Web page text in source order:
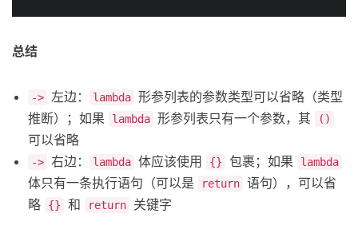
总结
-> 左边： lambda 形参列表的参数类型可以省略（类型
推断）；如果
lambda 形参列表只有一个参数，其 ()
可以省略
-> 右边： lambda 体应该使用 {} 包裹；如果 lambda
体只有一条执行语句（可以是 return 语句），可以省
略
{} 和 return 关键字